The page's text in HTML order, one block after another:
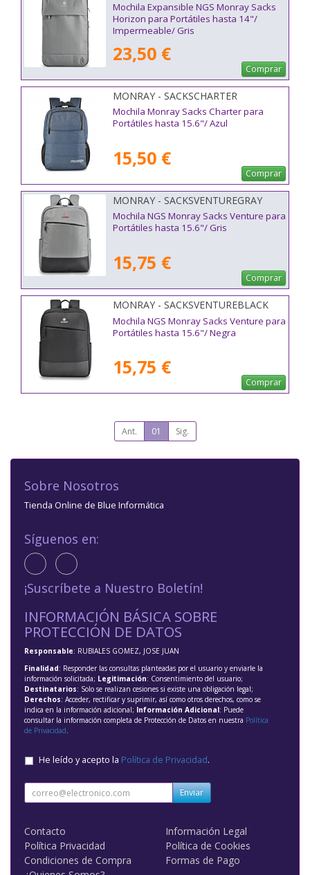
Mochila Expansible NGS Monray Sacks
Horizon para Portátiles hasta 14"/
Impermeable/ Gris
23,50 €
Comprar
MONRAY - SACKSCHARTER
Mochila Monray Sacks Charter para
Portátiles hasta 15.6"/ Azul
15,50 €
Comprar
MONRAY - SACKSVENTUREGRAY
Mochila NGS Monray Sacks Venture para
Portátiles hasta 15.6"/ Gris
15,75 €
Comprar
MONRAY - SACKSVENTUREBLACK
Mochila NGS Monray Sacks Venture para
Portátiles hasta 15.6"/ Negra
15,75 €
Comprar
Ant. 01 Sig.
Sobre Nosotros
Tienda Online de Blue Informática
Síguenos en:
¡Suscríbete a Nuestro Boletín!
INFORMACIÓN BÁSICA SOBRE
PROTECCIÓN DE DATOS
Responsable: RUBIALES GOMEZ, JOSE JUAN
Finalidad: Responder las consultas planteadas por el usuario y enviarle la
información solicitada; Legitimación: Consentimiento del usuario;
Destinatarios: Solo se realizan cesiones si existe una obligación legal;
Derechos: Acceder, rectificar y suprimir, así como otros derechos, como se
indica en la información adicional; Información Adicional: Puede
consultar la información completa de Protección de Datos en nuestra Política
de Privacidad.
He leído y acepto la Política de Privacidad.
Enviar
Contacto
Información Legal
Política Privacidad
Política de Cookies
Condiciones de Compra
Formas de Pago